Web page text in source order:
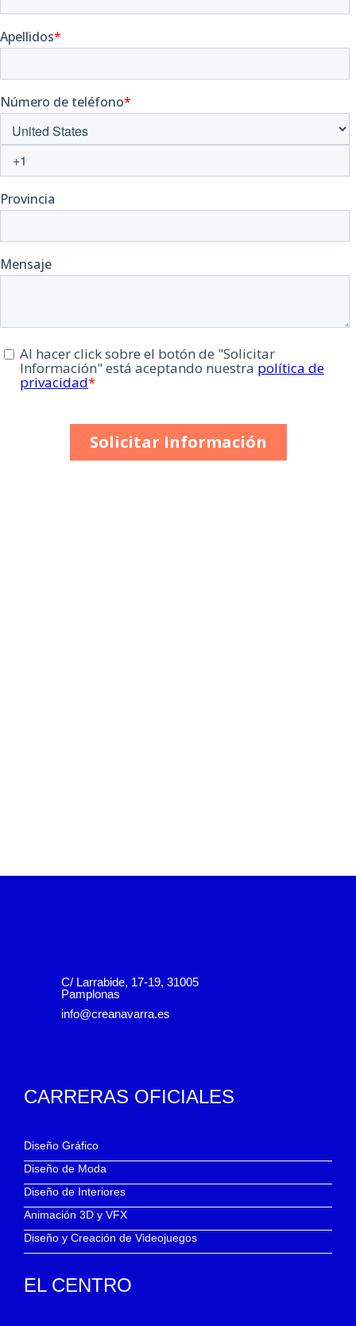
C/ Larrabide, 17-19, 31005
Pamplonas
info@creanavarra.es
CARRERAS OFICIALES
Diseño Gráfico
Diseño de Moda
Diseño de Interiores
Animación 3D y VFX
Diseño y Creación de Videojuegos
EL CENTRO